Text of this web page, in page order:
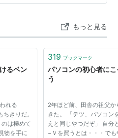
りServer Addressを追加して
ど（笑）、さすがにGUI的な
もっと見る
るベン
れる
きりだ。
は極めて
物を手に
319 ブックマーク
パソコンの初心者に
う
2年ほど前、田舎の祖父
きた。 「テツ、パソコン
えと同じやつだぞ」 自分
−Ｖを買うとは・・・で